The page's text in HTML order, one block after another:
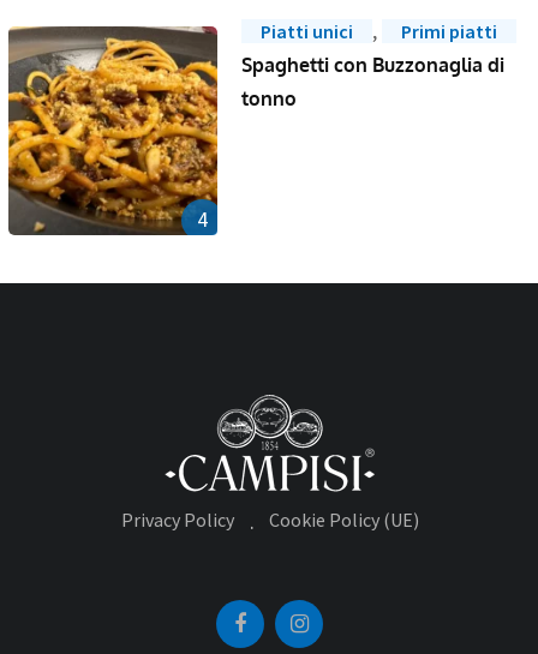
4
Piatti unici ,
Primi piatti
Spaghetti con Buzzonaglia di
tonno
Privacy Policy Cookie Policy (UE)